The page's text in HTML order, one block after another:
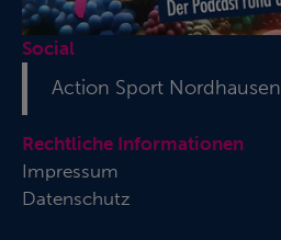
Social
Action Sport Nordhausen
Rechtliche Informationen
Impressum
Datenschutz